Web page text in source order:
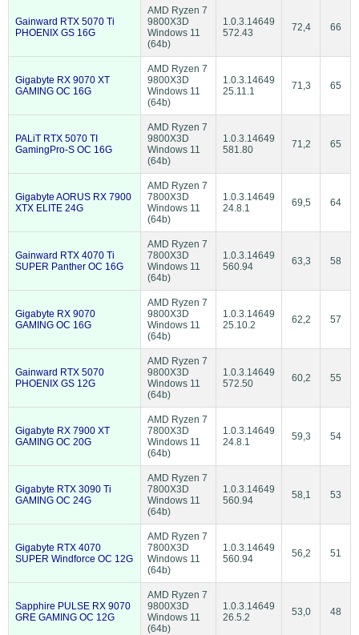
Gainward RTX 5070 Ti
PHOENIX GS 16G
AMD Ryzen 7
9800X3D
Windows 11
(64b)
1.0.3.14649
572.43
72,4 66
Gigabyte RX 9070 XT
GAMING OC 16G
AMD Ryzen 7
9800X3D
Windows 11
(64b)
1.0.3.14649
25.11.1
71,3 65
PALiT RTX 5070 TI
GamingPro-S OC 16G
AMD Ryzen 7
9800X3D
Windows 11
(64b)
1.0.3.14649
581.80
71,2 65
Gigabyte AORUS RX 7900
XTX ELITE 24G
AMD Ryzen 7
7800X3D
Windows 11
(64b)
1.0.3.14649
24.8.1
69,5 64
Gainward RTX 4070 Ti
SUPER Panther OC 16G
AMD Ryzen 7
7800X3D
Windows 11
(64b)
1.0.3.14649
560.94
63,3 58
Gigabyte RX 9070
GAMING OC 16G
AMD Ryzen 7
9800X3D
Windows 11
(64b)
1.0.3.14649
25.10.2
62,2 57
Gainward RTX 5070
PHOENIX GS 12G
AMD Ryzen 7
9800X3D
Windows 11
(64b)
1.0.3.14649
572.50
60,2 55
Gigabyte RX 7900 XT
GAMING OC 20G
AMD Ryzen 7
7800X3D
Windows 11
(64b)
1.0.3.14649
24.8.1
59,3 54
Gigabyte RTX 3090 Ti
GAMING OC 24G
AMD Ryzen 7
7800X3D
Windows 11
(64b)
1.0.3.14649
560.94
58,1 53
Gigabyte RTX 4070
SUPER Windforce OC 12G
AMD Ryzen 7
7800X3D
Windows 11
(64b)
1.0.3.14649
560.94
56,2 51
Sapphire PULSE RX 9070
GRE GAMING OC 12G
AMD Ryzen 7
9800X3D
Windows 11
(64b)
1.0.3.14649
26.5.2
53,0 48